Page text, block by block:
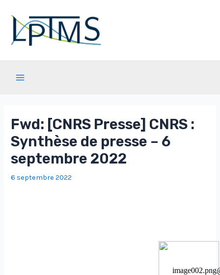
contenu
Fwd: [CNRS Presse] CNRS :
Synthèse de presse – 6
septembre 2022
6 septembre 2022